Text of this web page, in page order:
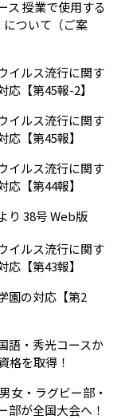
ス 授業で使用する
について（ご案
イルス流行に関す
応【第45報-2】
イルス流行に関す
応【第45報】
イルス流行に関す
応【第44報】
り 38号 Web版
イルス流行に関す
応【第43報】
園の対応【第2
語・秀光コースか
格を取得！
女・ラグビー部・
部が全国大会へ！